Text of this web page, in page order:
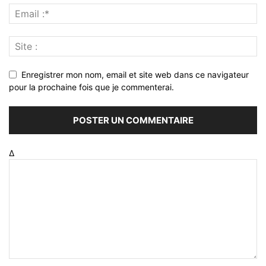
Enregistrer mon nom, email et site web dans ce navigateur
pour la prochaine fois que je commenterai.
Δ